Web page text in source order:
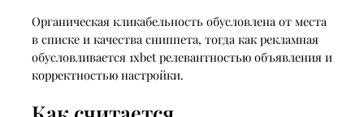
Органическая кликабельность обусловлена от места
в списке и качества сниппета, тогда как рекламная
обусловливается 1xbet релевантностью объявления и
корректностью настройки.